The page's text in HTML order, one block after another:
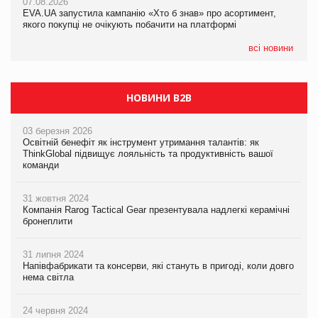
EVA.UA запустила кампанію «Хто б знав» про асортимент,
якого покупці не очікують побачити на платформі
всі новини
05.08.2026
Мережа супермаркетів VARUS купує мережу магазинів
НОВИНИ B2B
03 березня 2026
Освітній бенефіт як інструмент утримання талантів: як
ThinkGlobal підвищує лояльність та продуктивність вашої
команди
31 жовтня 2024
Компанія Rarog Tactical Gear презентувала надлегкі керамічні
бронеплити
31 липня 2024
Напівфабрикати та консерви, які стануть в пригоді, коли довго
нема світла
24 червня 2024